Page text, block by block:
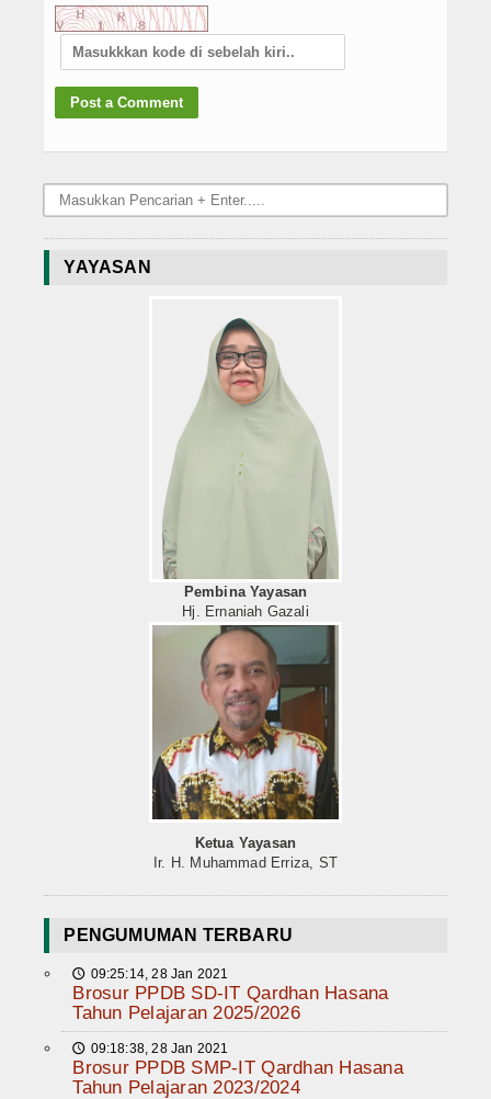
YAYASAN
Pembina Yayasan
Hj. Ernaniah Gazali
Ketua Yayasan
Ir. H. Muhammad Erriza, ST
PENGUMUMAN TERBARU
🕔 09:25:14, 28 Jan 2021
Brosur PPDB SD-IT Qardhan Hasana
Tahun Pelajaran 2025/2026
🕔 09:18:38, 28 Jan 2021
Brosur PPDB SMP-IT Qardhan Hasana
Tahun Pelajaran 2023/2024